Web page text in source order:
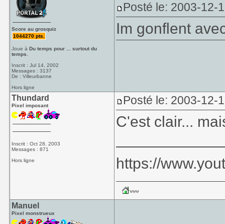
Score au grosquiz
1044270 pts.
Joue àDu temps pour ... surtout du
temps.
Inscrit : Jul 14, 2002
Messages : 3137
De : Villeurbanne
Hors ligne
Posté le: 2003-12-
Im gonflent
Thundard
Pixel imposant
Inscrit : Oct 28, 2003
Messages : 871
Hors ligne
Posté le: 2003-12-
C'est clair...
https://
Manuel
Pixel monstrueux